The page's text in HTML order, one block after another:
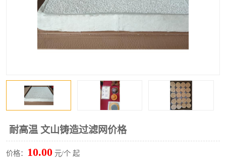
耐高温 文山铸造过滤网价格
价格： 10.00 元/个 起